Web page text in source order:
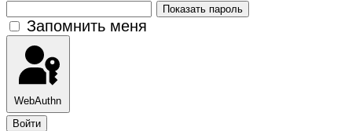
Показать пароль
Запомнить меня
WebAuthn
Войти